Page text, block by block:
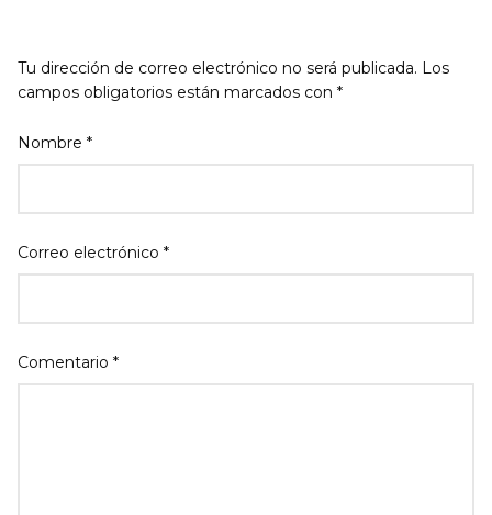
Tu dirección de correo electrónico no será publicada. Los
campos obligatorios están marcados con *
Comentario *
Nombre *
Correo electrónico *